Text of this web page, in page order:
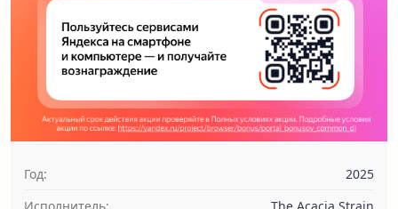
Год:
2025